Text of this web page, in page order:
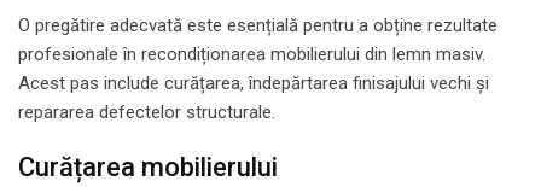
O pregătire adecvată este esențială pentru a obține rezultate
profesionale în recondiționarea mobilierului din lemn masiv.
Acest pas include curățarea, îndepărtarea finisajului vechi și
repararea defectelor structurale.
Curățarea mobilierului